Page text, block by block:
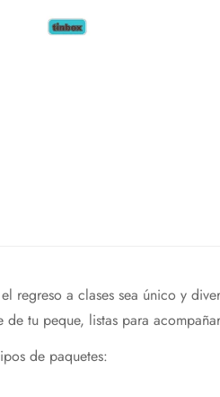
el regreso a clases sea único y
de tu peque, listas para
de paquetes: